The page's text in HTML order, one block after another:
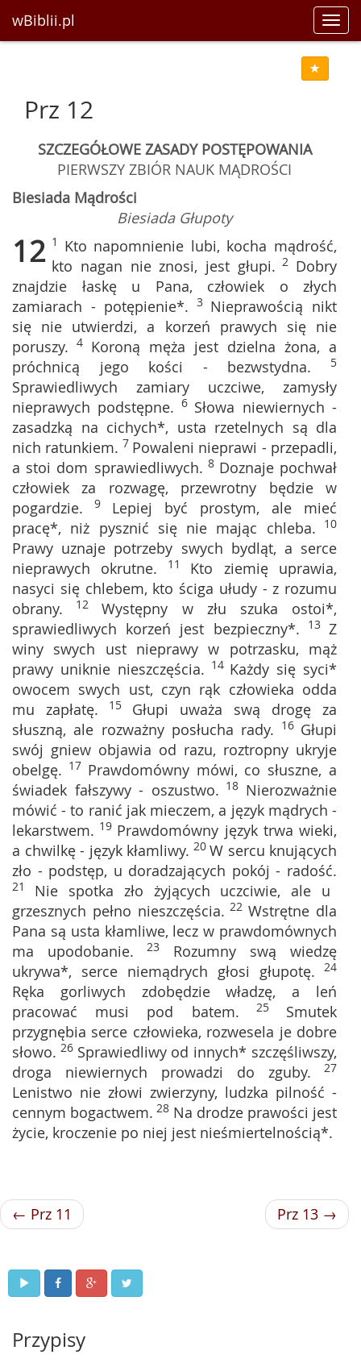
wBiblii.pl
Prz 12
SZCZEGÓŁOWE ZASADY POSTĘPOWANIA
PIERWSZY ZBIÓR NAUK MĄDROŚCI
Biesiada Mądrości
Biesiada Głupoty
12 1 Kto napomnienie lubi, kocha mądrość,
kto nagan nie znosi, jest głupi. 2 Dobry
znajdzie łaskę u Pana, człowiek o złych
zamiarach - potępienie*. 3 Nieprawością nikt
się nie utwierdzi, a korzeń prawych się nie
poruszy. 4 Koroną męża jest dzielna żona, a
próchnicą jego kości - bezwstydna. 5
Sprawiedliwych zamiary uczciwe, zamysły
nieprawych podstępne. 6 Słowa niewiernych -
zasadzką na cichych*, usta rzetelnych są dla
nich ratunkiem. 7 Powaleni nieprawi - przepadli,
a stoi dom sprawiedliwych. 8 Doznaje pochwał
człowiek za rozwagę, przewrotny będzie w
pogardzie. 9 Lepiej być prostym, ale mieć
pracę*, niż pysznić się nie mając chleba. 10
Prawy uznaje potrzeby swych bydląt, a serce
nieprawych okrutne. 11 Kto ziemię uprawia,
nasyci się chlebem, kto ściga ułudy - z rozumu
obrany. 12Występny w złu szuka ostoi*,
sprawiedliwych korzeń jest bezpieczny*. 13 Z
winy swych ust nieprawy w potrzasku, mąż
prawy uniknie nieszczęścia. 14 Każdy się syci*
owocem swych ust, czyn rąk człowieka odda
mu zapłatę. 15 Głupi uważa swą drogę za
słuszną, ale rozważny posłucha rady. 16 Głupi
swój gniew objawia od razu, roztropny ukryje
obelgę. 17 Prawdomówny mówi, co słuszne, a
świadek fałszywy - oszustwo. 18 Nierozważnie
mówić - to ranić jak mieczem, a język mądrych -
lekarstwem. 19 Prawdomówny język trwa wieki,
a chwilkę - język kłamliwy. 20 W sercu knujących
zło - podstęp, u doradzających pokój - radość.
21 Nie spotka zło żyjących uczciwie, ale u
grzesznych pełno nieszczęścia. 22Wstrętne dla
Pana są usta kłamliwe, lecz w prawdomównych
ma upodobanie. 23 Rozumny swą wiedzę
ukrywa*, serce niemądrych głosi głupotę. 24
Ręka gorliwych zdobędzie władzę, a leń
pracować musi pod batem. 25 Smutek
przygnębia serce człowieka, rozwesela je dobre
słowo. 26 Sprawiedliwy od innych* szczęśliwszy,
droga niewiernych prowadzi do zguby. 27
Lenistwo nie złowi zwierzyny, ludzka pilność -
cennym bogactwem. 28 Na drodze prawości jest
życie, kroczenie po niej jest nieśmiertelnością*.
← Prz 11 Prz 13 →
Przypisy